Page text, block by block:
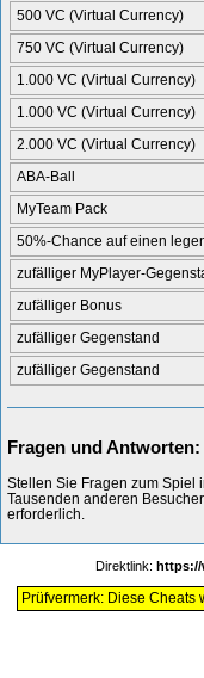
500 VC (Virtual Currency)
750 VC (Virtual Currency)
1.000 VC (Virtual Currency)
1.000 VC (Virtual Currency)
2.000 VC (Virtual Currency)
ABA-Ball
MyTeam Pack
50%-Chance auf einen
zufälliger MyPlayer-
zufälliger Bonus
zufälliger Gegenstand
zufälliger Gegenstand
Fragen und Antworten:
Stellen Sie Fragen zum Spiel
Tausenden anderen
erforderlich.
Direktlink: https://
Prüfvermerk: Diese Cheats